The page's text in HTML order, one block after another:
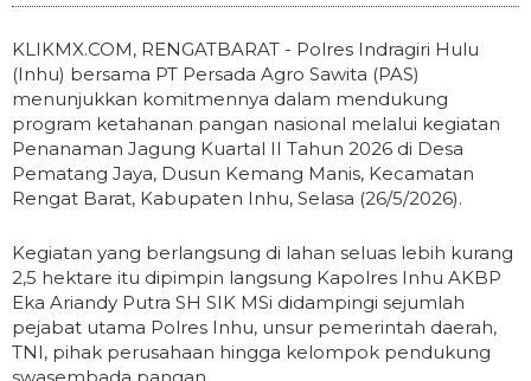
KLIKMX.COM, RENGATBARAT - Polres Indragiri Hulu
(Inhu) bersama PT Persada Agro Sawita (PAS)
menunjukkan komitmennya dalam mendukung
program ketahanan pangan nasional melalui kegiatan
Penanaman Jagung Kuartal II Tahun 2026 di Desa
Pematang Jaya, Dusun Kemang Manis, Kecamatan
Rengat Barat, Kabupaten Inhu, Selasa (26/5/2026).
Kegiatan yang berlangsung di lahan seluas lebih kurang
2,5 hektare itu dipimpin langsung Kapolres Inhu AKBP
Eka Ariandy Putra SH SIK MSi didampingi sejumlah
pejabat utama Polres Inhu, unsur pemerintah daerah,
TNI, pihak perusahaan hingga kelompok pendukung